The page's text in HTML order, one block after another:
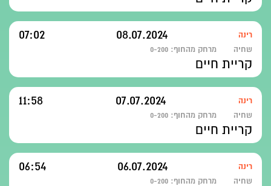
רינה 08.07.2024
07:02
שחיה מרחק מהחוף: 0-200
קריית חיים
רינה 07.07.2024
11:58
שחיה מרחק מהחוף: 0-200
קריית חיים
רינה 06.07.2024
06:54
שחיה מרחק מהחוף: 0-200